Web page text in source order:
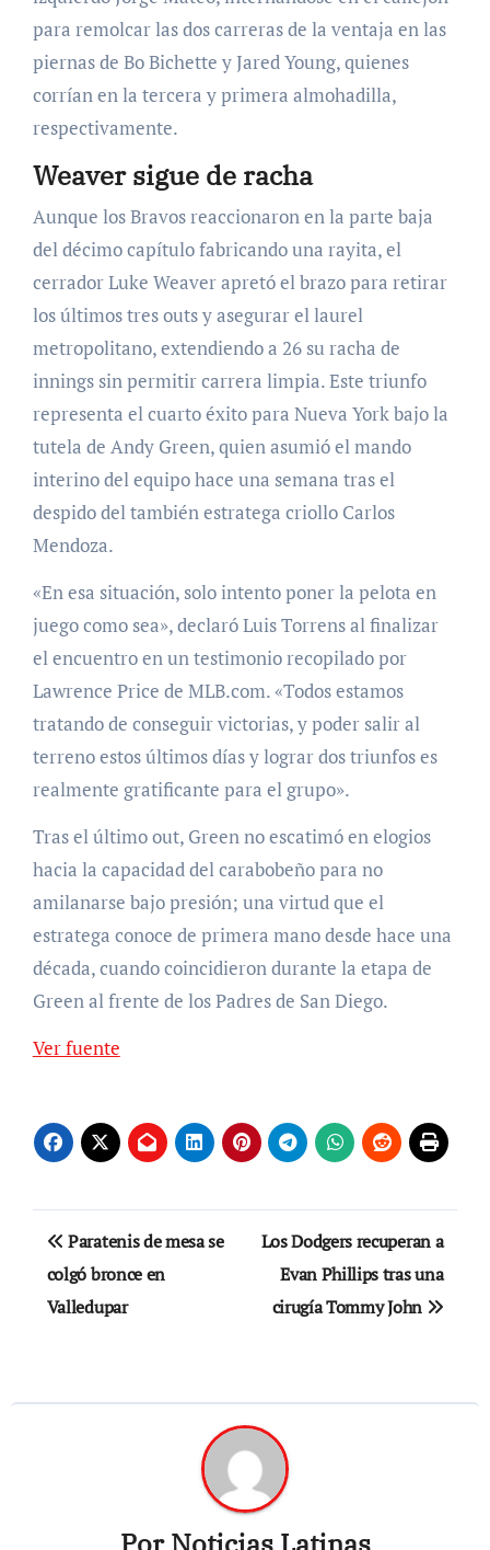
para remolcar las dos carreras de la ventaja en las
piernas de Bo Bichette y Jared Young, quienes
corrían en la tercera y primera almohadilla,
respectivamente.
Weaver sigue de racha
Aunque los Bravos reaccionaron en la parte baja
del décimo capítulo fabricando una rayita, el
cerrador Luke Weaver apretó el brazo para retirar
los últimos tres outs y asegurar el laurel
metropolitano, extendiendo a 26 su racha de
innings sin permitir carrera limpia. Este triunfo
representa el cuarto éxito para Nueva York bajo la
tutela de Andy Green, quien asumió el mando
interino del equipo hace una semana tras el
despido del también estratega criollo Carlos
Mendoza.
«En esa situación, solo intento poner la pelota en
juego como sea», declaró Luis Torrens al finalizar
el encuentro en un testimonio recopilado por
Lawrence Price de MLB.com. «Todos estamos
tratando de conseguir victorias, y poder salir al
terreno estos últimos días y lograr dos triunfos es
realmente gratificante para el grupo».
Tras el último out, Green no escatimó en elogios
hacia la capacidad del carabobeño para no
amilanarse bajo presión; una virtud que el
estratega conoce de primera mano desde hace una
década, cuando coincidieron durante la etapa de
Green al frente de los Padres de San Diego.
Ver fuente
Navegación
de
entradas
Paratenis de mesa se
colgó bronce en
Valledupar
Los Dodgers recuperan a
Evan Phillips tras una
cirugía Tommy John